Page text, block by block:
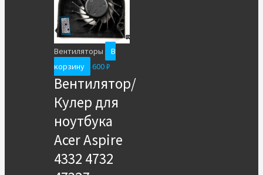
Вентиляторы
В
корзину
600₽
Вентилятор/
Кулер для
ноутбука
Acer Aspire
4332 4732